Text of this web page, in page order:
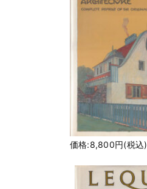
価格:8,800円(税込)